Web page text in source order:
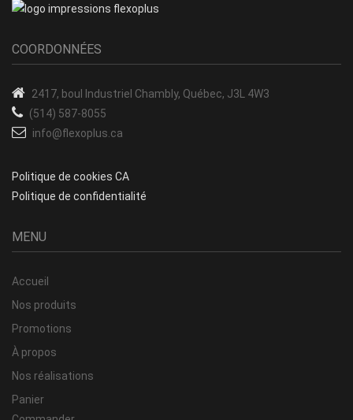
COORDONNÉES
2417, boul Industriel Chambly, Québec, J3L 4W3
(514) 587-8055
info@flexoplus.ca
Politique de cookies CA
Politique de confidentialité
MENU
Accueil
Nos produits
Promotions
À propos
Nos réalisations
Panier